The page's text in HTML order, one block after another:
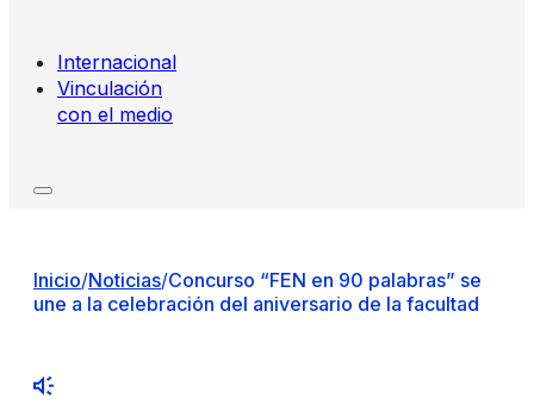
Internacional
Vinculación
con el medio
Inicio/Noticias/Concurso “FEN en 90 palabras” se
une a la celebración del aniversario de la facultad